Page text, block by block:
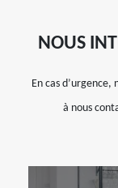
NOUS
En cas d’urgence,
à nous